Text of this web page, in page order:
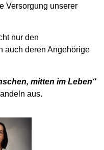
Versorgung unserer
nur den
auch deren Angehörige
mitten im Leben“
aus.